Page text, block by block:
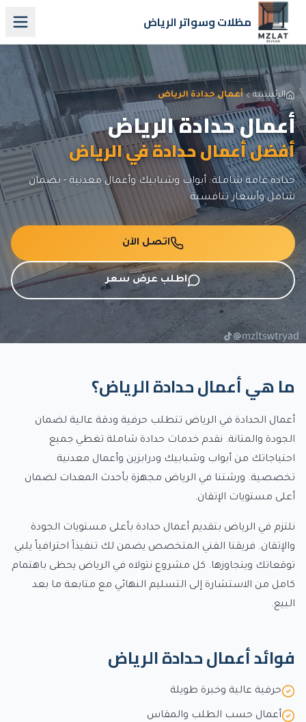
مظلات وسواتر الرياض
الرئيسية أعمال حدادة الرياض
أعمال حدادة الرياض
أفضلأعمال حدادةفي الرياض
حدادة عامة شاملة: أبواب وشبابيك وأعمال معدنية - بضمان
شامل وأسعار تنافسية
اتصل الآن
اطلب عرض سعر
ما هيأعمال حدادة الرياض؟
أعمال الحدادة في الرياض تتطلب حرفية ودقة عالية لضمان
الجودة والمتانة. نقدم خدمات حدادة شاملة تغطي جميع
احتياجاتك من أبواب وشبابيك ودرابزين وأعمال معدنية
تخصصية. ورشتنا في الرياض مجهزة بأحدث المعدات لضمان
أعلى مستويات الإتقان.
نلتزم في الرياض بتقديم أعمال حدادة بأعلى مستويات الجودة
والإتقان. فريقنا الفني المتخصص يضمن لك تنفيذاً احترافياً يلبي
توقعاتك ويتجاوزها. كل مشروع نتولاه في الرياض يحظى باهتمام
كامل من الاستشارة إلى التسليم النهائي مع متابعة ما بعد
البيع.
فوائدأعمال حدادة الرياض
حرفية عالية وخبرة طويلة
أعمال حسب الطلب والمقاس